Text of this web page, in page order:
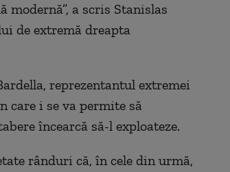
a scris Stanislas
de extremă dreapta
reprezentantul extremei
care i se va permite să
încearcă să-l exploateze.
rânduri că, în cele din urmă,